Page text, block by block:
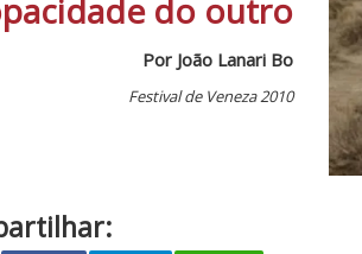
do outro
Por João Lanari Bo
Festival de Veneza 2010